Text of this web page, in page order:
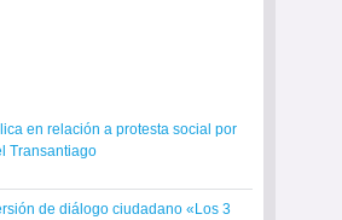
en relación a protesta social por
Transantiago
de diálogo ciudadano «Los 3